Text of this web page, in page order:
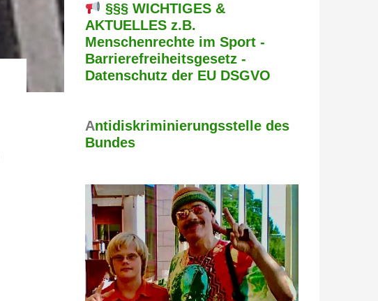
§§§ WICHTIGES &
AKTUELLES z.B.
Menschenrechte im Sport -
Barrierefreiheitsgesetz -
Datenschutz der EU DSGVO
Antidiskriminierungsstelle des
Bundes